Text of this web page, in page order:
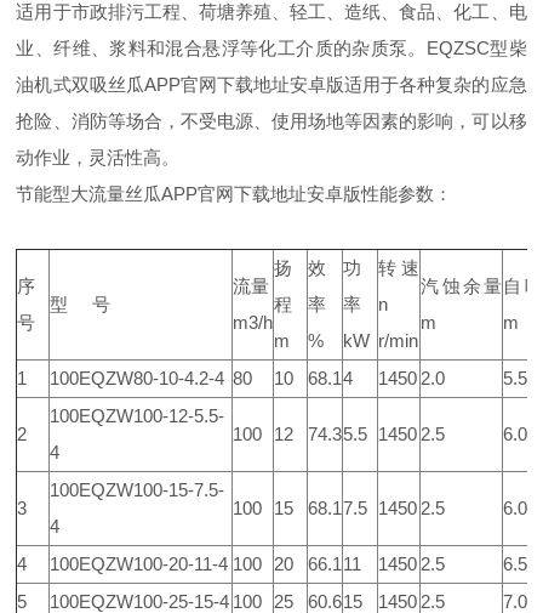
适用于市政排污工程、荷塘养殖、轻工、造纸、食品、化工、电
业、纤维、浆料和混合悬浮等化工介质的杂质泵。EQZSC型柴
油机式双吸丝瓜APP官网下载地址安卓版适用于各种复杂的应急
抢险、消防等场合，不受电源、使用场地等因素的影响，可以移
动作业，灵活性高。
节能型大流量丝瓜APP官网下载地址安卓版性能参数：
序
号
型 号
流量
m3/h
扬
程
m
效
率
%
功
率
kW
转速
n
r/min
汽蚀余量
m
自
m
1 100EQZW80-10-4.2-4 80 10 68.1 4 1450 2.0 5.5
2
100EQZW100-12-5.5-
4
100 12 74.35.5 1450 2.5 6.0
3
100EQZW100-15-7.5-
4
100 15 68.1 7.5 1450 2.5 6.0
4 100EQZW100-20-11-4 100 20 66.1 11 1450 2.5
6.5
5
100EQZW100-25-15-4 100 25 60.615 1450 2.5 7.0